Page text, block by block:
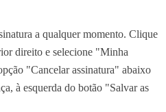
a qualquer momento. Clique
direito e selecione "Minha
"Cancelar assinatura" abaixo
à esquerda do botão "Salvar as